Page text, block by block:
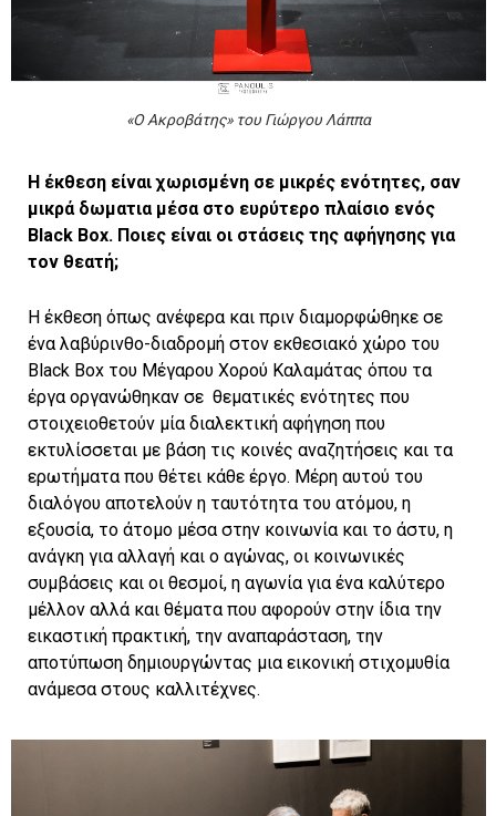
«Ο Ακροβάτης» του Γιώργου Λάππα
Η έκθεση είναι χωρισμένη σε μικρές ενότητες, σαν
μικρά δωματια μέσα στο ευρύτερο πλαίσιο ενός
Βlack Βox. Ποιες είναι οι στάσεις της αφήγησης για
τον θεατή;
Η έκθεση όπως ανέφερα και πριν διαμορφώθηκε σε
ένα λαβύρινθο-διαδρομή στον εκθεσιακό χώρο του
Black Box του Μέγαρου Χορού Καλαμάτας όπου τα
έργα οργανώθηκαν σε θεματικές ενότητες που
στοιχειοθετούν μία διαλεκτική αφήγηση που
εκτυλίσσεται με βάση τις κοινές αναζητήσεις και τα
ερωτήματα που θέτει κάθε έργο. Μέρη αυτού του
διαλόγου αποτελούν η ταυτότητα του ατόμου, η
εξουσία, το άτομο μέσα στην κοινωνία και το άστυ, η
ανάγκη για αλλαγή και ο αγώνας, οι κοινωνικές
συμβάσεις και οι θεσμοί, η αγωνία για ένα καλύτερο
μέλλον αλλά και θέματα που αφορούν στην ίδια την
εικαστική πρακτική, την αναπαράσταση, την
αποτύπωση δημιουργώντας μια εικονική στιχομυθία
ανάμεσα στους καλλιτέχνες.